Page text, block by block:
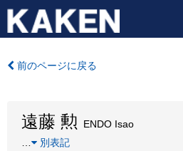
前のページに戻る
遠藤 勲 ENDO Isao
別表記